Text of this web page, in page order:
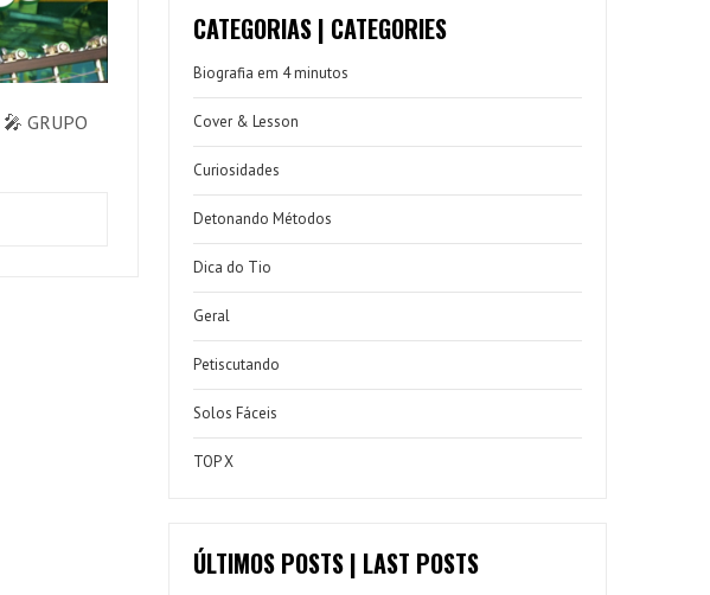
GRUPO
CATEGORIAS | CATEGORIES
Biografia em 4 minutos
Cover & Lesson
Curiosidades
Detonando Métodos
Dica do Tio
Geral
Petiscutando
Solos Fáceis
TOP X
ÚLTIMOS POSTS | LAST POSTS